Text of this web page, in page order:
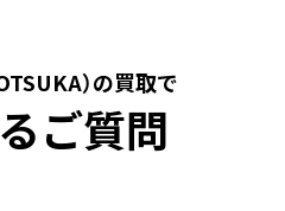
）の買取で
ご質問